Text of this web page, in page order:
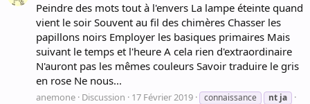
Peindre des mots tout à l'envers La lampe éteinte quand
vient le soir Souvent au fil des chimères Chasser les
papillons noirs Employer les basiques primaires Mais
suivant le temps et l'heure A cela rien d'extraordinaire
N'auront pas les mêmes couleurs Savoir traduire le gris
en rose Ne nous...
anemone Discussion 17 Février 2019 connaissance nt ja